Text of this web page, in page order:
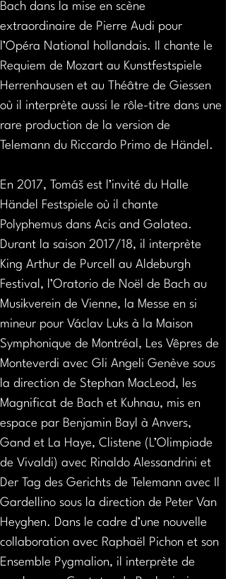
Bach dans la mise en scène
extraordinaire de Pierre Audi pour
l’Opéra National hollandais. Il chante le
Requiem de Mozart au Kunstfestspiele
Herrenhausen et au Théâtre de Giessen
où il interprète aussi le rôle-titre dans une
rare production de la version de
Telemann du Riccardo Primo de Händel.
En 2017, Tomáš est l’invité du Halle
Händel Festspiele où il chante
Polyphemus dans Acis and Galatea.
Durant la saison 2017/18, il interprète
King Arthur de Purcell au Aldeburgh
Festival, l’Oratorio de Noël de Bach au
Musikverein de Vienne, la Messe en si
mineur pour Václav Luks à la Maison
Symphonique de Montréal, Les Vêpres de
Monteverdi avec Gli Angeli Genève sous
la direction de Stephan MacLeod, les
Magnificat de Bach et Kuhnau, mis en
espace par Benjamin Bayl à Anvers,
Gand et La Haye, Clistene (L’Olimpiade
de Vivaldi) avec Rinaldo Alessandrini et
Der Tag des Gerichts de Telemann avec Il
Gardellino sous la direction de Peter Van
Heyghen. Dans le cadre d’une nouvelle
collaboration avec Raphaël Pichon et son
Ensemble Pygmalion, il interprète de